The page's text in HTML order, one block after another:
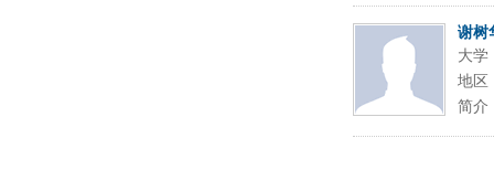
谢树
大学
地区
简介